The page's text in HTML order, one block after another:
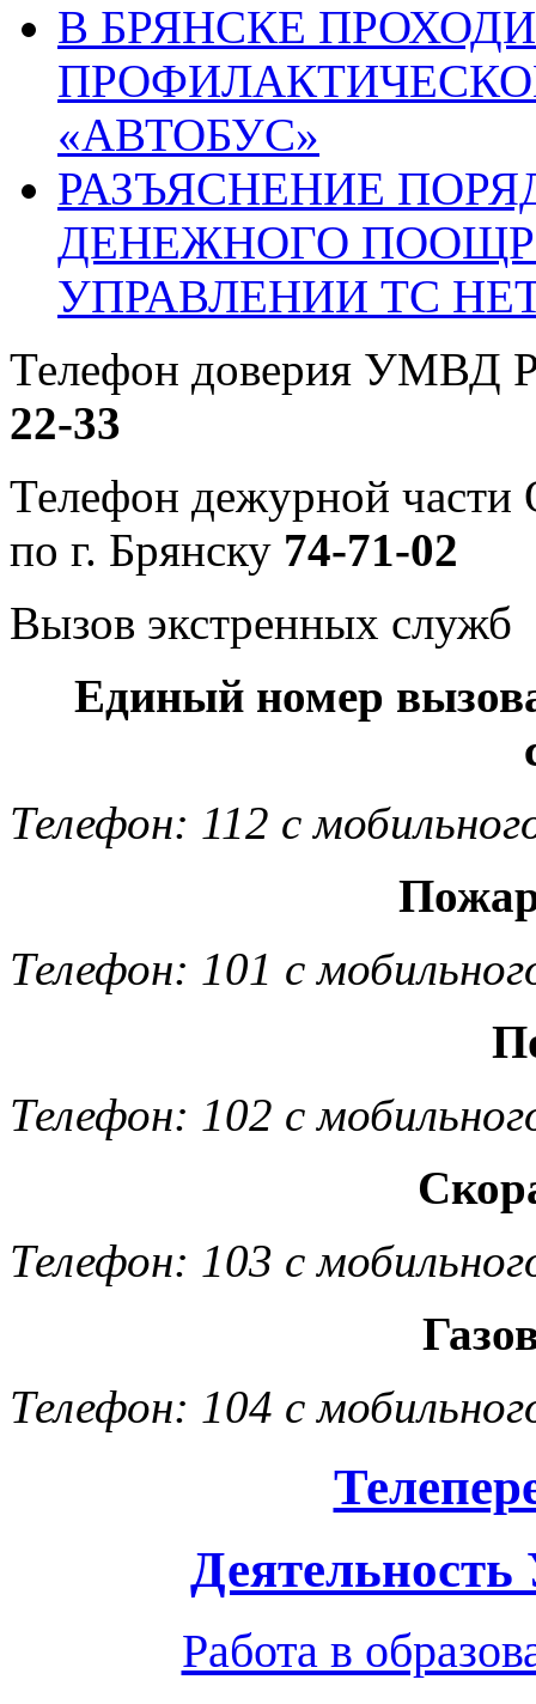
В БРЯНСКЕ
«АВТОБУС»
РАЗЪЯСНЕНИЕ
ДЕНЕЖНОГО
УПРАВЛЕНИИ ТС
Телефон доверия УМВД
22-33
Телефон дежурной
по г. Брянску 74-71-02
Вызов экстренных служб
Единый номер
Телефон: 112 с
Телефон: 101 с
Телефон: 102 с
Телефон: 103 с
Телефон: 104 с
Работа в